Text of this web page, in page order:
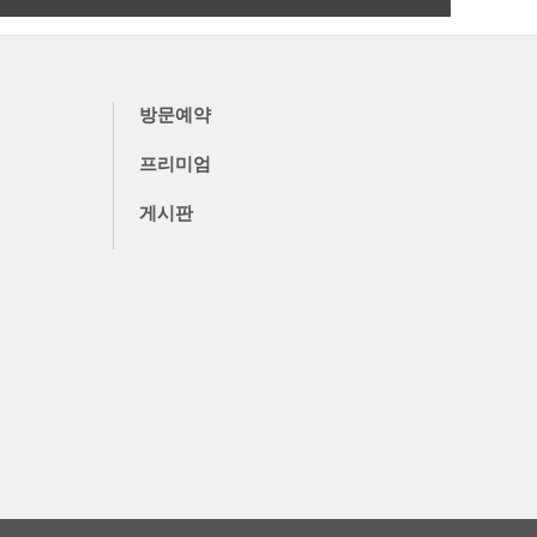
방문예약
프리미엄
게시판